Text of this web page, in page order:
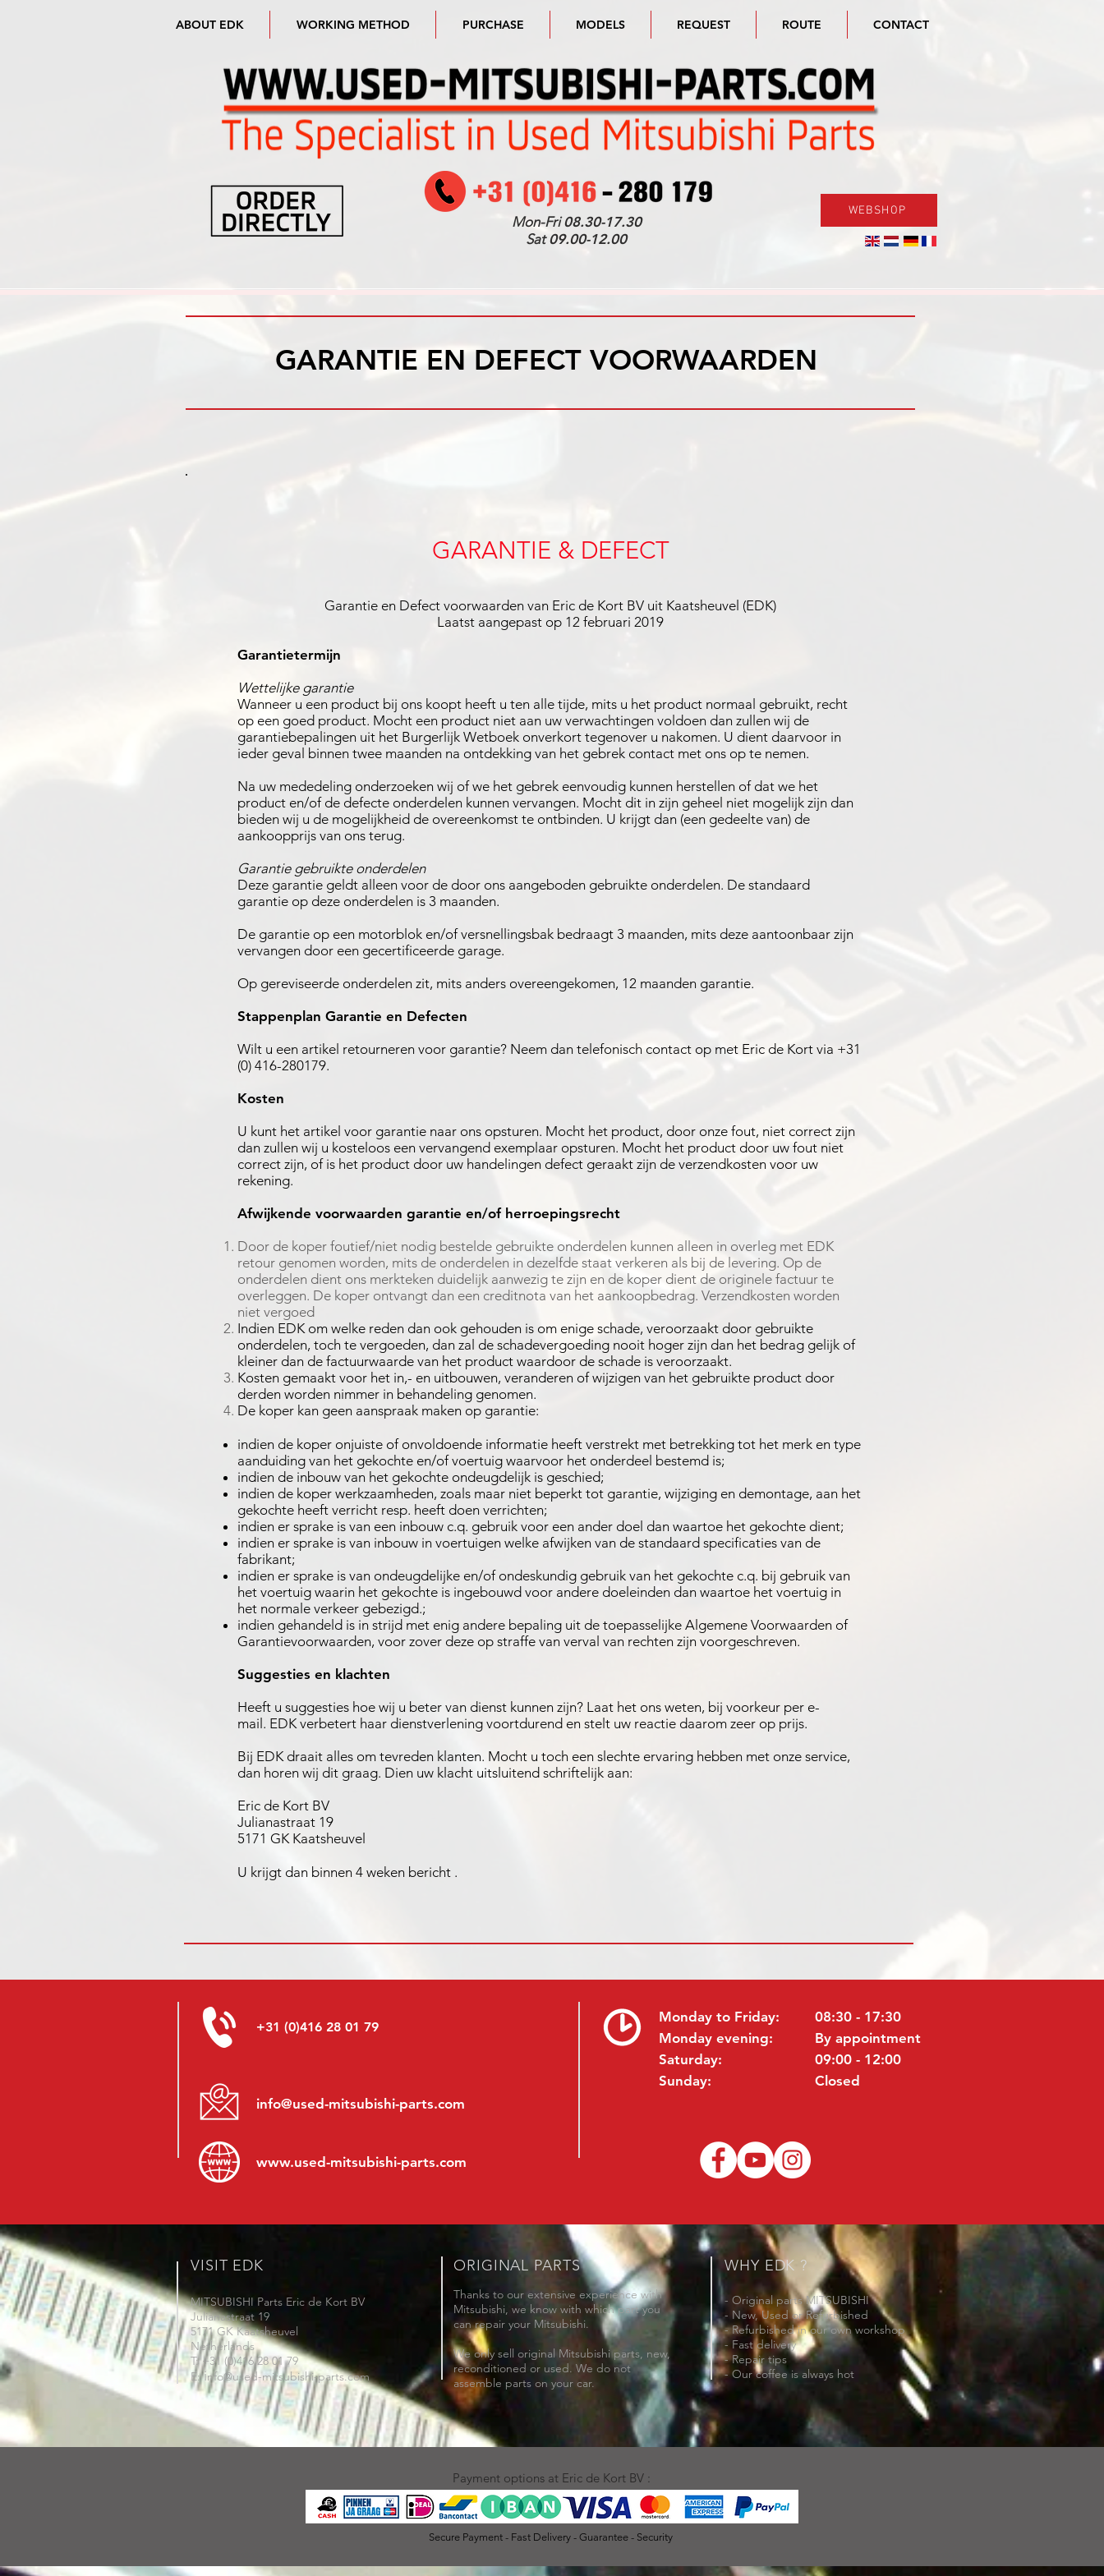
ABOUT EDK WORKING METHOD PURCHASE MODELS REQUEST ROUTE CONTACT
Mon-Fri08.30-17.30
Sat09.00-12.00
WEBSHOP
GARANTIE EN DEFECT VOORWAARDEN
GARANTIE & DEFECT
Garantie en Defect voorwaarden van Eric de Kort BV uit Kaatsheuvel (EDK)
Laatst aangepast op 12 februari 2019
Garantietermijn
Wettelijke garantie
Wanneer u een product bij ons koopt heeft u ten alle tijde, mits u het product normaal gebruikt, recht
op een goed product. Mocht een product niet aan uw verwachtingen voldoen dan zullen wij de
garantiebepalingen uit het Burgerlijk Wetboek onverkort tegenover u nakomen. U dient daarvoor in
ieder geval binnen twee maanden na ontdekking van het gebrek contact met ons op te nemen.
Na uw mededeling onderzoeken wij of we het gebrek eenvoudig kunnen herstellen of dat we het
product en/of de defecte onderdelen kunnen vervangen. Mocht dit in zijn geheel niet mogelijk zijn dan
bieden wij u de mogelijkheid de overeenkomst te ontbinden. U krijgt dan (een gedeelte van) de
aankoopprijs van ons terug.
Garantie gebruikte onderdelen
Deze garantie geldt alleen voor de door ons aangeboden gebruikte onderdelen. De standaard
garantie op deze onderdelen is 3 maanden.
De garantie op een motorblok en/of versnellingsbak bedraagt 3 maanden, mits deze aantoonbaar zijn
vervangen door een gecertificeerde garage.
Op gereviseerde onderdelen zit, mits anders overeengekomen, 12 maanden garantie.
Stappenplan Garantie en Defecten
Wilt u een artikel retourneren voor garantie? Neem dan telefonisch contact op met Eric de Kort via +31
(0) 416-280179.
Kosten
U kunt het artikel voor garantie naar ons opsturen. Mocht het product, door onze fout, niet correct zijn
dan zullen wij u kosteloos een vervangend exemplaar opsturen. Mocht het product door uw fout niet
correct zijn, of is het product door uw handelingen defect geraakt zijn de verzendkosten voor uw
rekening.
Afwijkende voorwaarden garantie en/of herroepingsrecht
Door de koper foutief/niet nodig bestelde gebruikte onderdelen kunnen alleen in overleg met EDK
retour genomen worden, mits de onderdelen in dezelfde staat verkeren als bij de levering. Op de
onderdelen dient ons merkteken duidelijk aanwezig te zijn en de koper dient de originele factuur te
overleggen. De koper ontvangt dan een creditnota van het aankoopbedrag. Verzendkosten worden
niet vergoed
Indien EDK om welke reden dan ook gehouden is om enige schade, veroorzaakt door gebruikte
onderdelen, toch te vergoeden, dan zal de schadevergoeding nooit hoger zijn dan het bedrag gelijk of
kleiner dan de factuurwaarde van het product waardoor de schade is veroorzaakt.
Kosten gemaakt voor het in,- en uitbouwen, veranderen of wijzigen van het gebruikte product door
derden worden nimmer in behandeling genomen.
De koper kan geen aanspraak maken op garantie:
indien de koper onjuiste of onvoldoende informatie heeft verstrekt met betrekking tot het merk en type
aanduiding van het gekochte en/of voertuig waarvoor het onderdeel bestemd is;
indien de inbouw van het gekochte ondeugdelijk is geschied;
indien de koper werkzaamheden, zoals maar niet beperkt tot garantie, wijziging en demontage, aan het
gekochte heeft verricht resp. heeft doen verrichten;
indien er sprake is van een inbouw c.q. gebruik voor een ander doel dan waartoe het gekochte dient;
indien er sprake is van inbouw in voertuigen welke afwijken van de standaard specificaties van de
fabrikant;
indien er sprake is van ondeugdelijke en/of ondeskundig gebruik van het gekochte c.q. bij gebruik van
het voertuig waarin het gekochte is ingebouwd voor andere doeleinden dan waartoe het voertuig in
het normale verkeer gebezigd.;
indien gehandeld is in strijd met enig andere bepaling uit de toepasselijke Algemene Voorwaarden of
Garantievoorwaarden, voor zover deze op straffe van verval van rechten zijn voorgeschreven.
Suggesties en klachten
Heeft u suggesties hoe wij u beter van dienst kunnen zijn? Laat het ons weten, bij voorkeur per e-
mail. EDK verbetert haar dienstverlening voortdurend en stelt uw reactie daarom zeer op prijs.
Bij EDK draait alles om tevreden klanten. Mocht u toch een slechte ervaring hebben met onze service,
dan horen wij dit graag. Dien uw klacht uitsluitend schriftelijk aan:
Eric de Kort BV
Julianastraat 19
5171 GK Kaatsheuvel
U krijgt dan binnen 4 weken bericht .
+31 (0)416 28 01 79
info@used-mitsubishi-parts.com
www.used-mitsubishi-parts.com
Monday to Friday:
Monday evening:
Saturday:
Sunday:
08:30 - 17:30
By appointment
09:00 - 12:00
Closed
VISIT EDK
MITSUBISHI Parts Eric de Kort BV
Julianastraat 19
5171 GK Kaatsheuvel
Netherlands
T: +31 (0)416 28 01 79
E:info@used-mitsubishi-parts.com
ORIGINAL PARTS
Thanks to our extensive experience with
Mitsubishi, we know with which part you
can repair your Mitsubishi.
We only sell original Mitsubishi parts, new,
reconditioned or used. We do not
assemble parts on your car.
WHY EDK ?
- Original parts MITSUBISHI
- New, Used or Refurbished
- Refurbished in our own workshop
- Fast delivery
- Repair tips
- Our coffee is always hot
Secure Payment - Fast Delivery - Guarantee - Security
Payment options at Eric de Kort BV :